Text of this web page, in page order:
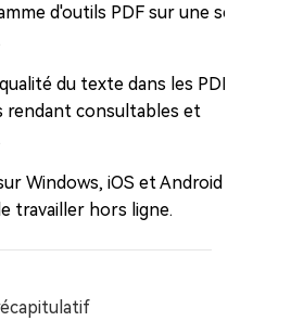
d'outils PDF sur une seule
du texte dans les PDF
rendant consultables et
Windows, iOS et Android avec
travailler hors ligne.